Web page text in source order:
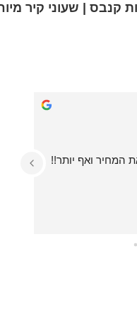
קנבס | שעוני קיר
ואף יותר!!